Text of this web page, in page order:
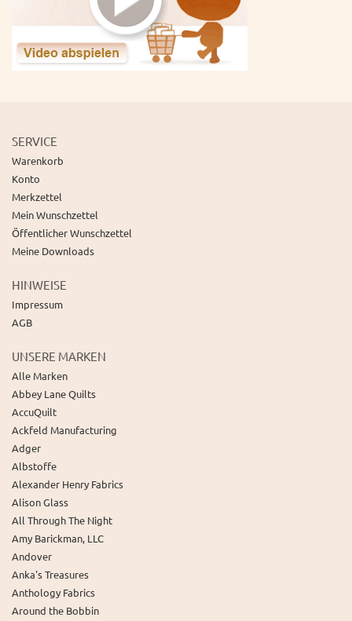
SERVICE
Warenkorb
Konto
Merkzettel
Mein Wunschzettel
Öffentlicher Wunschzettel
Meine Downloads
HINWEISE
Impressum
AGB
UNSERE MARKEN
Alle Marken
Abbey Lane Quilts
AccuQuilt
Ackfeld Manufacturing
Adger
Albstoffe
Alexander Henry Fabrics
Alison Glass
All Through The Night
Amy Barickman, LLC
Andover
Anka's Treasures
Anthology Fabrics
Around the Bobbin